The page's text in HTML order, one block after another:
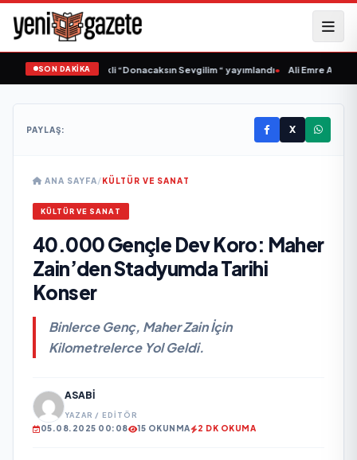
SON DAKİKA
Samlı ‘dan İkinci Tekli “Donacaksın Sevgilim “ yayımlandı• Ali Emre Açıkgöz
PAYLAŞ: X
ANA SAYFA/KÜLTÜR VE SANAT
KÜLTÜR VE SANAT
40.000 Gençle Dev Koro: Maher
Zain’den Stadyumda Tarihi
Konser
Binlerce Genç, Maher Zain İçin
Kilometrelerce Yol Geldi.
ASABI
YAZAR / EDITÖR
05.08.2025 00:08 15 OKUNMA 2 DK OKUMA